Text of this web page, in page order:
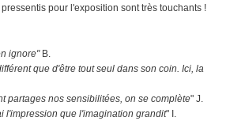
pour l'exposition sont très touchants !
ignore"B.
que d'être tout seul dans son coin. Ici, la
partages nos sensibilitées, on se complète" J.
l'impression que l'imagination grandit" I.